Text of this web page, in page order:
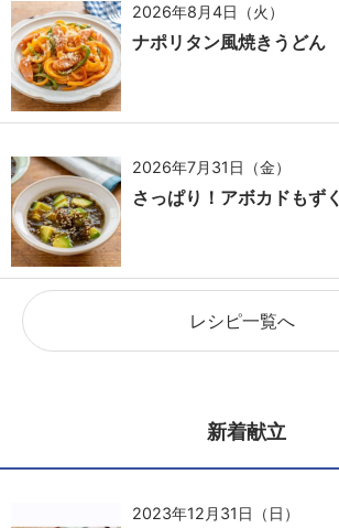
2026年8月4日（火）
ナポリタン風焼きうどん
2026年7月31日（金）
さっぱり！アボカドもずく
レシピ一覧へ
新着献立
2023年12月31日（日）